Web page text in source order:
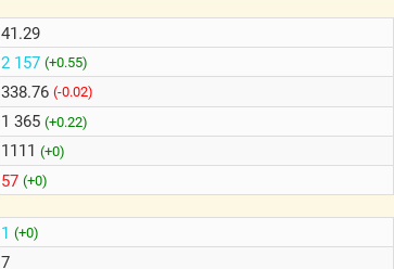
41.29
2 157 (+0.55)
338.76 (-0.02)
1 365 (+0.22)
1111 (+0)
57 (+0)
1 (+0)
7